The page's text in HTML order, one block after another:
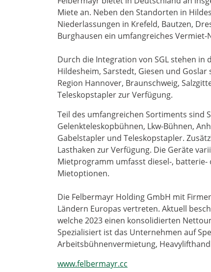
Miete an. Neben den Standorten in
Niederlassungen in Krefeld, Bautzen,
Burghausen ein umfangreiches
Durch die Integration von SGL stehen in
Hildesheim, Sarstedt, Giesen und
Region Hannover, Braunschweig,
Teleskopstapler zur Verfügung.
Teil des umfangreichen Sortiments sind
Gelenkteleskopbühnen, Lkw-Bühnen,
Gabelstapler und Teleskopstapler.
Lasthaken zur Verfügung. Die Geräte
Mietprogramm umfasst diesel-,
Mietoptionen.
Die Felbermayr Holding GmbH mit
Ländern Europas vertreten. Aktuell
welche 2023 einen konsolidierten
Spezialisiert ist das Unternehmen auf
Arbeitsbühnenvermietung,
www.felbermayr.cc